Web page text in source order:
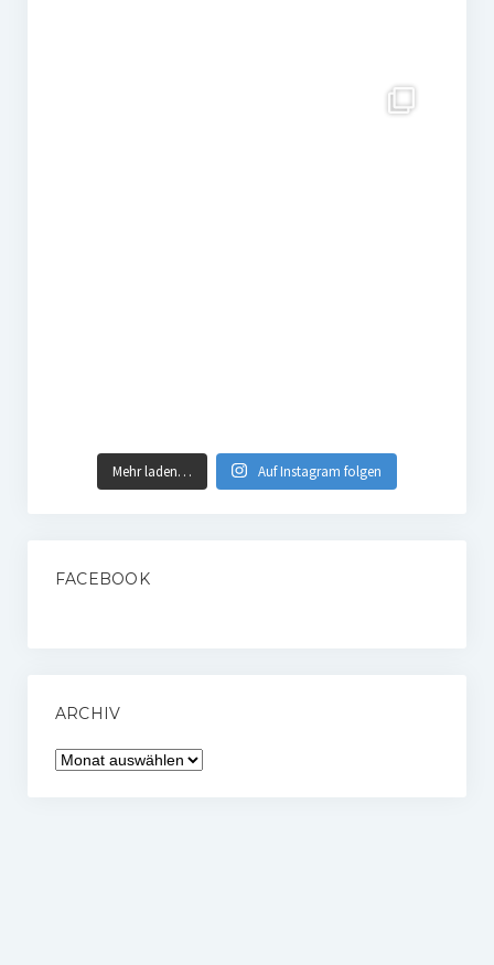
Mehr laden… Auf Instagram folgen
FACEBOOK
ARCHIV
Archiv